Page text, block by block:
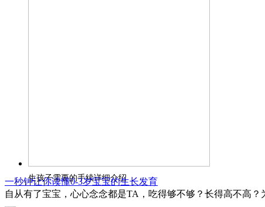
生孩子需要的手续详细介绍
一秒钟让你读懂0-3岁宝宝的生长发育
自从有了宝宝，心心念念都是TA，吃得够不够？长得高不高